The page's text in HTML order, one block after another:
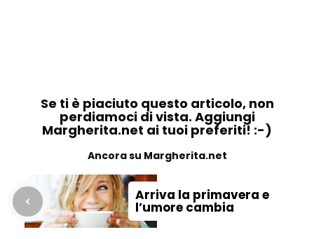
Se ti è piaciuto questo articolo, non
perdiamoci di vista. Aggiungi
Margherita.net ai tuoi preferiti! :-)
Ancora su Margherita.net
Arriva la primavera e
l’umore cambia